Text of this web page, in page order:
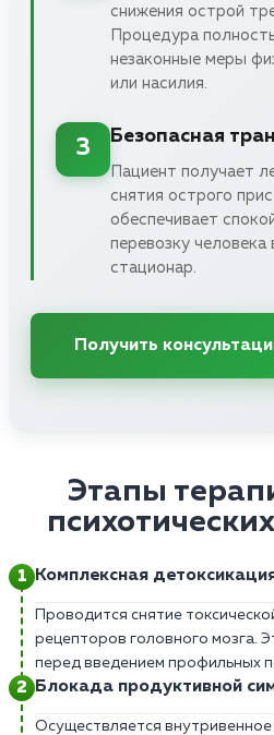
снижения острой
Процедура
незаконные меры
или насилия.
3
Безопасная
Пациент получает
снятия острого
обеспечивает
перевозку
стационар.
Получить
Этапы
Комплексная
Проводится снятие
рецепторов головного мозга.
перед введением профильных
Блокада продуктивной
Осуществляется